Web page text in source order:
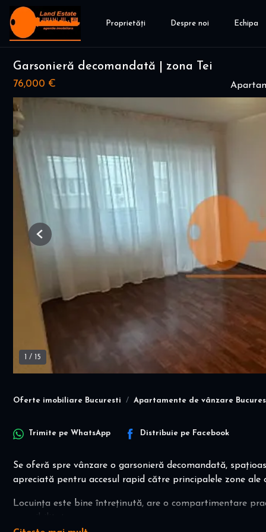
Proprietăți Despre noi Echipa
Garsonieră decomandată | zona Tei
76,000 €
1 / 15
Previous
Oferte imobiliare Bucuresti Apartamente de vânzare
Trimite pe WhatsApp Distribuie pe Facebook
Se oferă spre vânzare o garsonieră decomandată,
apreciată pentru accesul rapid către principalele zone
Locuința este bine întreținută, are o compartimentare
accesibilitate.